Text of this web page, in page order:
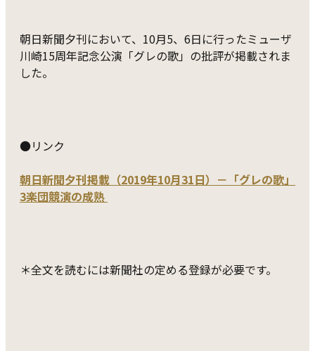
朝日新聞夕刊において、10月5、6日に行ったミューザ
川崎15周年記念公演「グレの歌」の批評が掲載されま
した。
●リンク
朝日新聞夕刊掲載（2019年10月31日）－「グレの歌」
3楽団競演の成熟
＊全文を読むには新聞社の定める登録が必要です。